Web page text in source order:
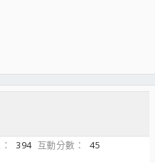
394 互動分數
45